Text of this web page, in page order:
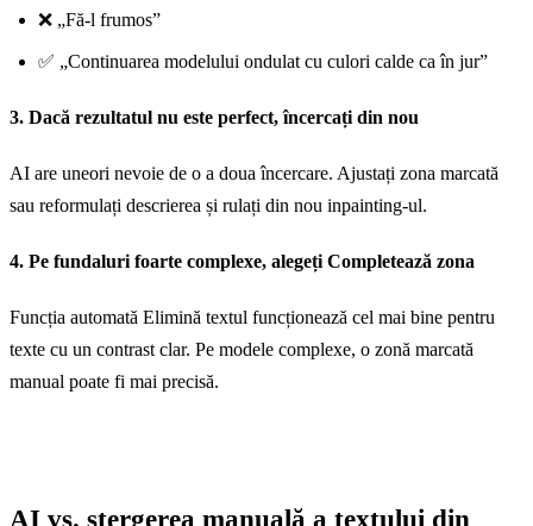
❌ „Fă-l frumos”
✅ „Continuarea modelului ondulat cu culori calde ca în jur”
3. Dacă rezultatul nu este perfect, încercați din nou
AI are uneori nevoie de o a doua încercare. Ajustați zona marcată
sau reformulați descrierea și rulați din nou inpainting-ul.
4. Pe fundaluri foarte complexe, alegeți Completează zona
Funcția automată Elimină textul funcționează cel mai bine pentru
texte cu un contrast clar. Pe modele complexe, o zonă marcată
manual poate fi mai precisă.
AI vs. ștergerea manuală a textului din